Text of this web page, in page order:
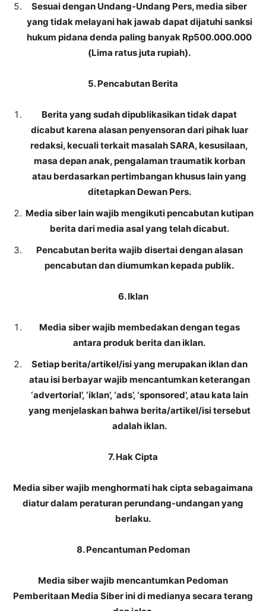
Sesuai dengan Undang-Undang Pers, media siber
yang tidak melayani hak jawab dapat dijatuhi sanksi
hukum pidana denda paling banyak Rp500.000.000
(Lima ratus juta rupiah).
5. Pencabutan Berita
Berita yang sudah dipublikasikan tidak dapat
dicabut karena alasan penyensoran dari pihak luar
redaksi, kecuali terkait masalah SARA, kesusilaan,
masa depan anak, pengalaman traumatik korban
atau berdasarkan pertimbangan khusus lain yang
ditetapkan Dewan Pers.
Media siber lain wajib mengikuti pencabutan kutipan
berita dari media asal yang telah dicabut.
Pencabutan berita wajib disertai dengan alasan
pencabutan dan diumumkan kepada publik.
6. Iklan
Media siber wajib membedakan dengan tegas
antara produk berita dan iklan.
Setiap berita/artikel/isi yang merupakan iklan dan
atau isi berbayar wajib mencantumkan keterangan
‘advertorial’, ‘iklan’, ‘ads’, ‘sponsored’, atau kata lain
yang menjelaskan bahwa berita/artikel/isi tersebut
adalah iklan.
7. Hak Cipta
Media siber wajib menghormati hak cipta sebagaimana
diatur dalam peraturan perundang-undangan yang
berlaku.
8. Pencantuman Pedoman
Media siber wajib mencantumkan Pedoman
Pemberitaan Media Siber ini di medianya secara terang